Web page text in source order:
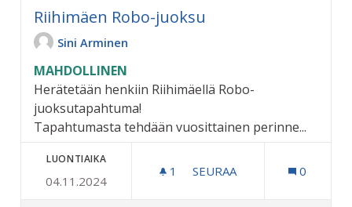
Riihimäen Robo-juoksu
Sini Arminen
MAHDOLLINEN
Herätetään henkiin Riihimäellä Robo-
juoksutapahtuma!
Tapahtumasta tehdään vuosittainen perinne...
LUONTIAIKA
04.11.2024
1 1 SEURAAJA
SEURAA 0